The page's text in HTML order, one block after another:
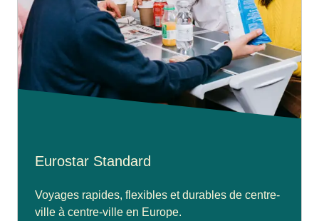
Eurostar Standard
Voyages rapides, flexibles et durables de centre-
ville à centre-ville en Europe.